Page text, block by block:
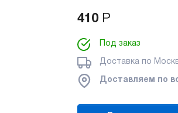
410 Р
Под заказ
Доставка по
Доставляем по